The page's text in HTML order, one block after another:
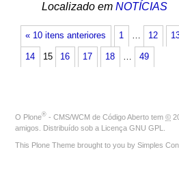
Localizado em NOTÍCIAS
« 10 itens anteriores 1 … 12
14 15 16 17 18 … 49
O Plone® - CMS/WCM de Código Aberto tem ©
amigos. Distribuído sob a Licença GNU GPL
This Plone Theme brought to you by Simples